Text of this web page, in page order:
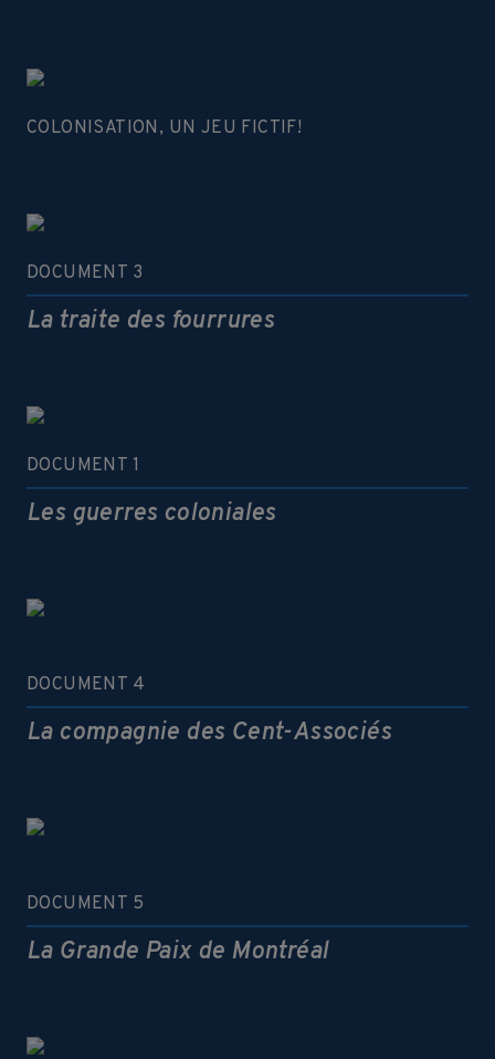
COLONISATION, UN JEU FICTIF!
DOCUMENT 3
La traite des fourrures
DOCUMENT 1
Les guerres coloniales
DOCUMENT 4
La compagnie des Cent-Associés
DOCUMENT 5
La Grande Paix de Montréal